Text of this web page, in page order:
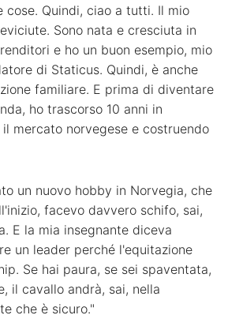
cose. Quindi, ciao a tutti. Il mio
Sono nata e cresciuta in
e ho un buon esempio, mio
di Staticus. Quindi, è anche
familiare. E prima di diventare
ho trascorso 10 anni in
mercato norvegese e costruendo
un nuovo hobby in Norvegia, che
facevo davvero schifo, sai,
E la mia insegnante diceva
un leader perché l'equitazione
Se hai paura, se sei spaventata,
il cavallo andrà, sai, nella
che è sicuro."